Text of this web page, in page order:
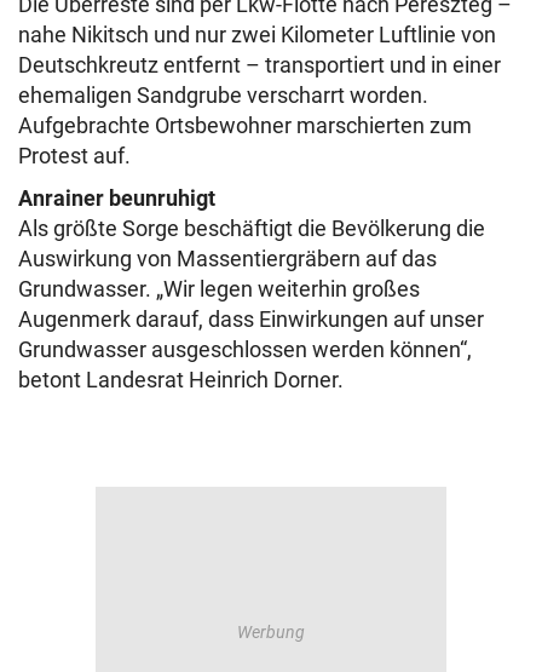
nahe Nikitsch und nur zwei Kilometer Luftlinie von
Deutschkreutz entfernt – transportiert und in einer
ehemaligen Sandgrube verscharrt worden.
Aufgebrachte Ortsbewohner marschierten zum
Protest auf.
Anrainer beunruhigt
Als größte Sorge beschäftigt die Bevölkerung die
Auswirkung von Massentiergräbern auf das
Grundwasser. „Wir legen weiterhin großes
Augenmerk darauf, dass Einwirkungen auf unser
Grundwasser ausgeschlossen werden können“,
betont Landesrat Heinrich Dorner.